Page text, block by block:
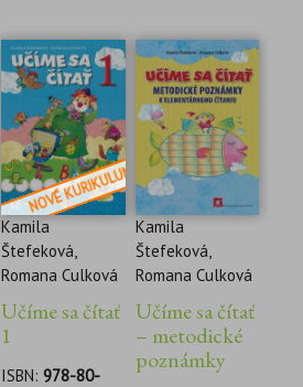
Kamila
Štefeková,
Romana Culková
Učíme sa čítať
1
ISBN:978-80-
Kamila
Štefeková,
Romana Culková
Učíme sa čítať
– metodické
poznámky